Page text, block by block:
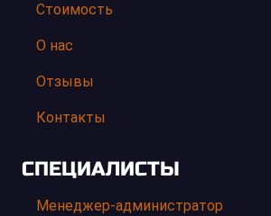
Стоимость
О нас
Отзывы
Контакты
СПЕЦИАЛИСТЫ
Менеджер-администратор